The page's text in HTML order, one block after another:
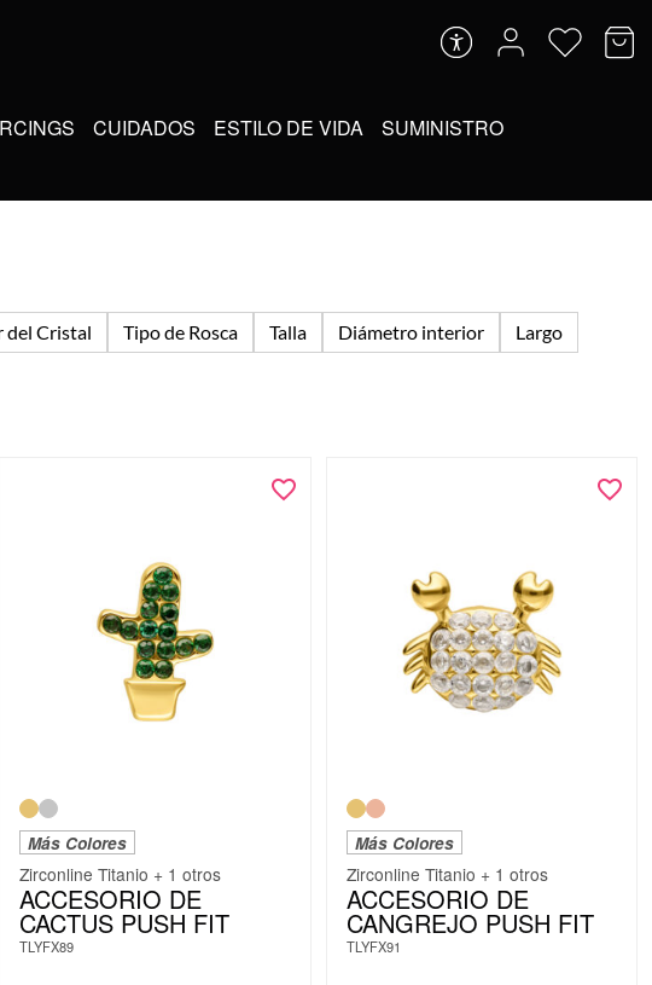
CUIDADOS ESTILO DE VIDA SUMINISTRO
del Cristal Tipo de Rosca Talla Diámetro interior
Largo
Más Colores
Zirconline Titanio + 1 otros
ACCESORIO DE
CACTUS PUSH FIT
TLYFX89
Más Colores
Zirconline Titanio + 1 otros
ACCESORIO DE
CANGREJO PUSH FIT
TLYFX91